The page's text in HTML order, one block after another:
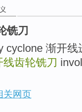
铣刀
cyclone 渐开
线齿轮铣刀
关网页